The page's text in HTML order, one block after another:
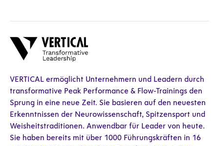
VERTICAL ermöglicht Unternehmern und Leadern durch
transformative Peak Performance & Flow-Trainings den
Sprung in eine neue Zeit. Sie basieren auf den neuesten
Erkenntnissen der Neurowissenschaft, Spitzensport und
Weisheitstraditionen. Anwendbar für Leader von heute.
Sie haben bereits mit über 1000 Führungskräften in 16